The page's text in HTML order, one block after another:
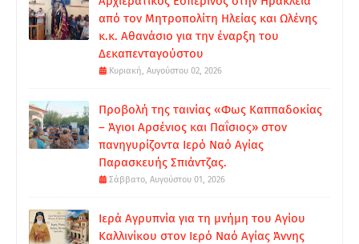
από τον Μητροπολίτη Ηλείας και Ωλένης
κ.κ. Αθανάσιο για την έναρξη του
Δεκαπενταγούστου
Κυριακή, Αυγούστου 02, 2026
Προβολή της ταινίας «Φως Καππαδοκίας
– Άγιοι Αρσένιος και Παΐσιος» στον
πανηγυρίζοντα Ιερό Ναό Αγίας
Παρασκευής Σπιάντζας.
Σάββατο, Αυγούστου 01, 2026
Ιερά Αγρυπνία για τη μνήμη του Αγίου
Καλλινίκου στον Ιερό Ναό Αγίας Άννης